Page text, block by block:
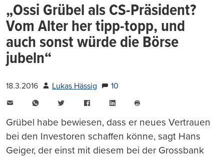
„Ossi Grübel als CS-Präsident?
Vom Alter her tipp-topp, und
auch sonst würde die Börse
jubeln“
18.3.2016 Lukas Hässig
10
WhatsAppTwitter FacebookLinkedIn
Grübel habe bewiesen, dass er neues Vertrauen
bei den Investoren schaffen könne, sagt Hans
Geiger, der einst mit diesem bei der Grossbank